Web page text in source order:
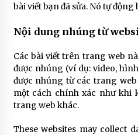
bài viết bạn đã sửa. Nó tự động
Nội dung nhúng từ
Các bài viết trên trang web
được nhúng (ví dụ: video,
được nhúng từ các trang
một cách chính xác như khi
trang web khác.
These websites may collect